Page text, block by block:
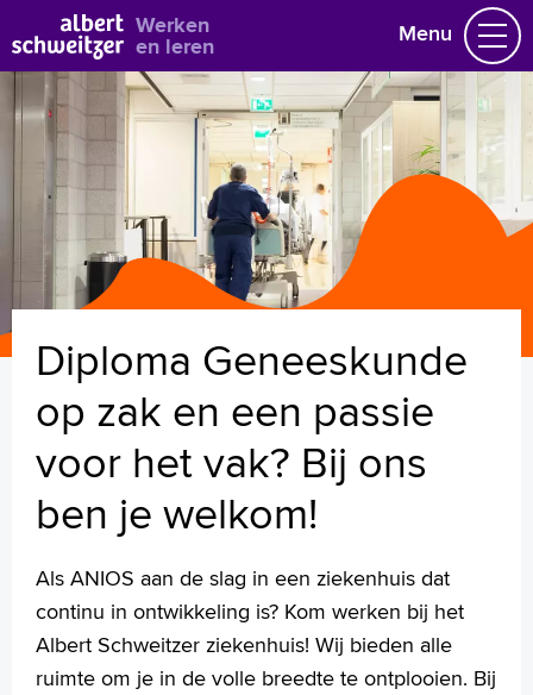
Werken
en leren Menu
Vacatures
Vakgebieden
Opleidingen & Stages
Flexibel werken
Hoe wij het doen
Vrijwilligerswerk
Job alert Mijn vacatures
Naar home asz.nl
Bekijk alle vacatures
Diploma Geneeskunde
op zak en een passie
voor het vak? Bij ons
ben je welkom!
Als ANIOS aan de slag in een ziekenhuis dat
continu in ontwikkeling is? Kom werken bij het
Albert Schweitzer ziekenhuis! Wij bieden alle
ruimte om je in de volle breedte te ontplooien. Bij